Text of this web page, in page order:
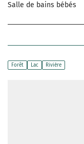
Salle de bains bébés
Forêt Lac Rivière